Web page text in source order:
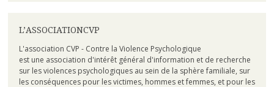
L’ASSOCIATIONCVP
L'association CVP - Contre la Violence Psychologique
est une association d'intérêt général d'information et de recherche
sur les violences psychologiques au sein de la sphère familiale, sur
les conséquences pour les victimes, hommes et femmes, et pour les